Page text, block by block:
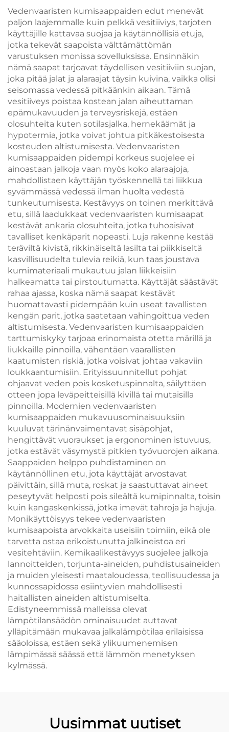
100 % vesitiivis
Vedenvaaristen kumisaappaiden edut menevät
paljon laajemmalle kuin pelkkä vesitiiviys, tarjoten
käyttäjille kattavaa suojaa ja käytännöllisiä etuja,
jotka tekevät saapoista välttämättömän
varustuksen monissa sovelluksissa. Ensinnäkin
nämä saapat tarjoavat täydellisen vesitiiviin suojan,
joka pitää jalat ja alaraajat täysin kuivina, vaikka olisi
seisomassa vedessä pitkäänkin aikaan. Tämä
vesitiiveys poistaa kostean jalan aiheuttaman
epämukavuuden ja terveysriskejä, estäen
olosuhteita kuten sotilasjalka, hernekäämät ja
hypotermia, jotka voivat johtua pitkäkestoisesta
kosteuden altistumisesta. Vedenvaaristen
kumisaappaiden pidempi korkeus suojelee ei
ainoastaan jalkoja vaan myös koko alaraajoja,
mahdollistaen käyttäjän työskennellä tai liikkua
syvämmässä vedessä ilman huolta vedestä
tunkeutumisesta. Kestävyys on toinen merkittävä
etu, sillä laadukkaat vedenvaaristen kumisaapat
kestävät ankaria olosuhteita, jotka tuhoaisivat
tavalliset kenkäparit nopeasti. Luja rakenne kestää
teräviltä kivistä, rikkinäiseltä lasilta tai piikkiseltä
kasvillisuudelta tulevia reikiä, kun taas joustava
kumimateriaali mukautuu jalan liikkeisiin
halkeamatta tai pirstoutumatta. Käyttäjät säästävät
rahaa ajassa, koska nämä saapat kestävät
huomattavasti pidempään kuin useat tavallisten
kengän parit, jotka saatetaan vahingoittua veden
altistumisesta. Vedenvaaristen kumisaappaiden
tarttumiskyky tarjoaa erinomaista otetta märillä ja
liukkaille pinnoilla, vähentäen vaarallisten
kaatumisten riskiä, jotka voisivat johtaa vakaviin
loukkaantumisiin. Erityissuunnitellut pohjat
ohjaavat veden pois kosketuspinnalta, säilyttäen
otteen jopa leväpeitteisillä kivillä tai mutaisilla
pinnoilla. Modernien vedenvaaristen
kumisaappaiden mukavuusominaisuuksiin
kuuluvat tärinänvaimentavat sisäpohjat,
hengittävät vuoraukset ja ergonominen istuvuus,
jotka estävät väsymystä pitkien työvuorojen aikana.
Saappaiden helppo puhdistaminen on
käytännöllinen etu, jota käyttäjät arvostavat
päivittäin, sillä muta, roskat ja saastuttavat aineet
peseytyvät helposti pois sileältä kumipinnalta, toisin
kuin kangaskenkissä, jotka imevät tahroja ja hajuja.
Monikäyttöisyys tekee vedenvaaristen
kumisaapoista arvokkaita useisiin toimiin, eikä ole
tarvetta ostaa erikoistunutta jalkineistoa eri
vesitehtäviin. Kemikaalikestävyys suojelee jalkoja
lannoitteiden, torjunta-aineiden, puhdistusaineiden
ja muiden yleisesti maataloudessa, teollisuudessa ja
kunnossapidossa esiintyvien mahdollisesti
haitallisten aineiden altistumiselta.
Edistyneemmissä malleissa olevat
lämpötilansäädön ominaisuudet auttavat
ylläpitämään mukavaa jalkalämpötilaa erilaisissa
sääoloissa, estäen sekä ylikuumenemisen
lämpimässä säässä että lämmön menetyksen
kylmässä.
Uusimmat uutiset